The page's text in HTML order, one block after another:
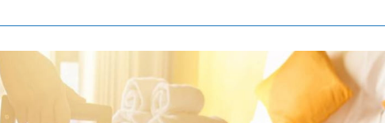
Voir les815annonces